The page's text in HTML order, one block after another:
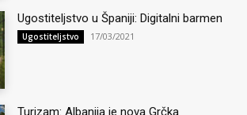
Ugostiteljstvo u Španiji: Digitalni barmen
Ugostiteljstvo 17/03/2021
Turizam: Albanija je nova Grčka